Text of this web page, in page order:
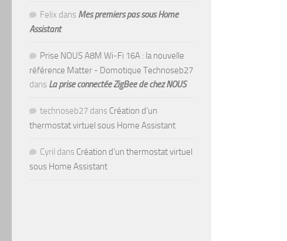
Felix dans Mes premiers pas sous Home
Assistant
Prise NOUS A8M Wi-Fi 16A : la nouvelle
référence Matter - Domotique Technoseb27
dans La prise connectée ZigBee de chez NOUS
technoseb27 dans Création d’un
thermostat virtuel sous Home Assistant
Cyril dans Création d’un thermostat virtuel
sous Home Assistant